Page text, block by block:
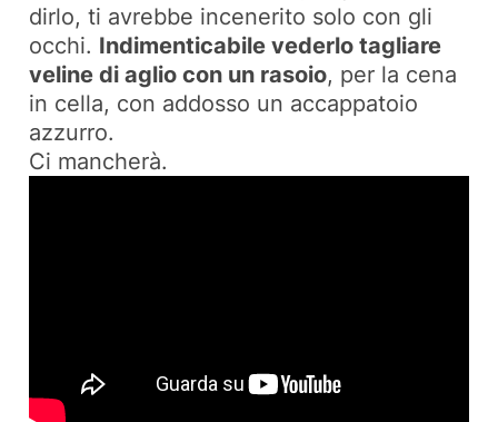
dirlo, ti avrebbe incenerito solo con gli
occhi. Indimenticabile vederlo tagliare
veline di aglio con un rasoio, per la cena
in cella, con addosso un accappatoio
azzurro.
Ci mancherà.